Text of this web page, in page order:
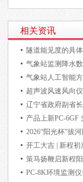
相关资讯
隧道能见度的具
气象站监测降水
气象站人工智能
超声波风速风向
辽宁省政府副省
产品上新PC-6GF
2026“阳光杯”拔
开工大吉 | 新程初
策马扬鞭启新程
PC-8K环境监测